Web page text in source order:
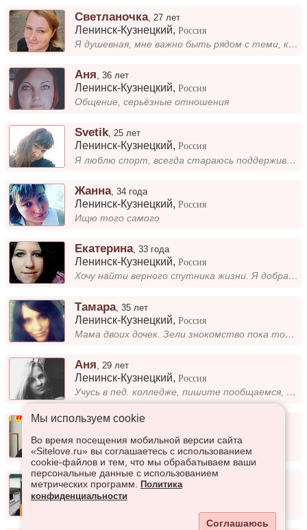
Светланочка, 27 лет
Ленинск-Кузнецкий,Россия
Я душевная, мне важно быть рядом с теми, кто ценит искренность и тепло. Люблю, когда вокруг понимание и забота. В свобод...
Аня ,36 лет
Ленинск-Кузнецкий,Россия
Общение, серьёзные отношения
Svetik,25 лет
Ленинск-Кузнецкий,Россия
Я люблю спорт, всегда стараюсь поддерживать форму. В работе достигла неплохих результатов, но главное — остаюсь верной с...
Жанна,34 года
Ленинск-Кузнецкий,Россия
Ищю того самого
Екатерина,33 года
Ленинск-Кузнецкий,Россия
Хочу найти верного спутника жизни. Я добрая верная девушка.
Тамара,35 лет
Ленинск-Кузнецкий,Россия
Мама двоих дочек. Зели знокомство пока только общение.
Аня 29 лет
Ленинск-Кузнецкий,Россия
Учусь в пед. колледже, пишите пообщаемся, а там видно будет)
Ольга,49 лет
Ленинск-Кузнецкий,Россия
Разведена.
Валерия,49 лет
Ленинск-Кузнецкий
Мы используем сookie
Во время посещения мобильной версии сайта
«Sitelove.ru» вы соглашаетесь с использованием
cookie-файлов и тем, что мы обрабатываем ваши
персональные данные с использованием
метрических программ.
Политика
конфиденциальности
Соглашаюсь